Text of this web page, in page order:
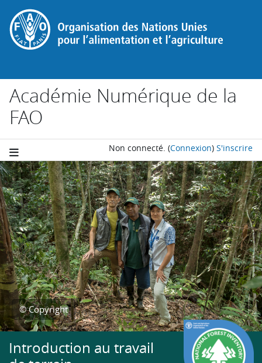
Passer au contenu principal
Académie Numérique de la
FAO
Non connecté. (Connexion) S'inscrire
© Copyright
Introduction au travail